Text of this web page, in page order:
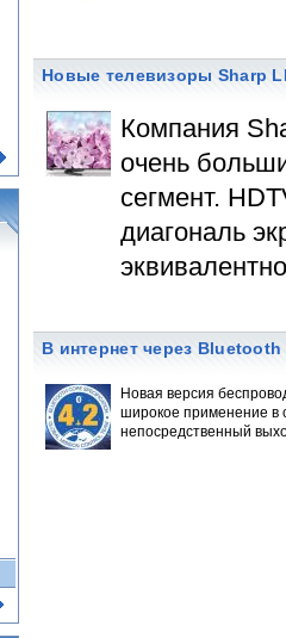
Новые телевизоры Sharp
Компания
очень
сегмент.
диагональ
В интернет через Bluetooth
Новая версия
широкое применение в
непосредственный